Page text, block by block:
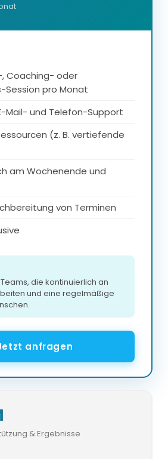
, Coaching- oder
Session pro Monat
Mail- und Telefon-Support
(z. B. vertiefende
am Wochenende und
von Terminen
die kontinuierlich an
und eine regelmäßige
anfragen
& Ergebnisse